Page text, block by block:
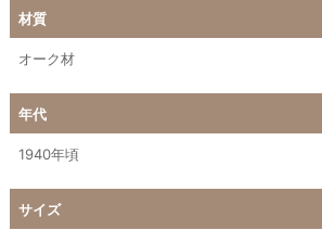
材質
オーク材
年代
1940年頃
サイズ